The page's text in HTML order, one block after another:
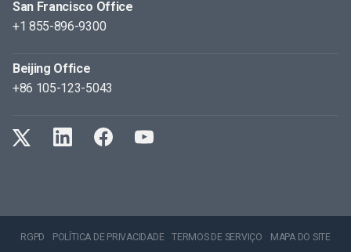
San Francisco Office
+1 855-896-9300
Beijing Office
+86 105-123-5043
RGPD POLÍTICA DE PRIVACIDADE TERMOS DE SERVIÇO MAPA DO SITE